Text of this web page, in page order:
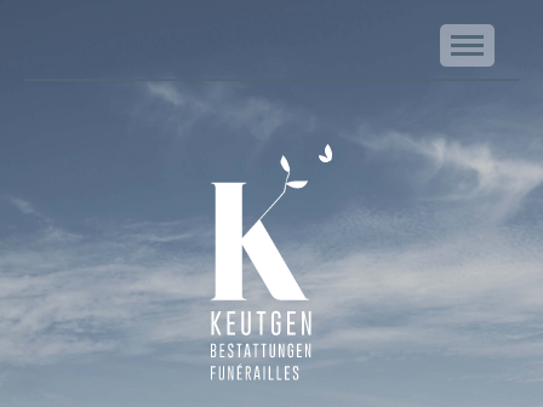
Keutgen | Bestattungen - Funérailles